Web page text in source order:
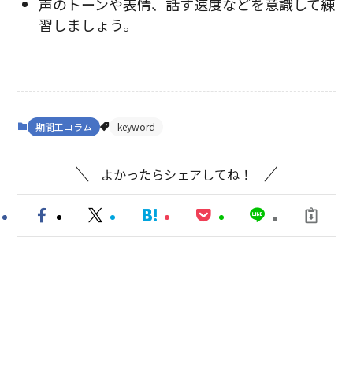
習しましょう。
期間工コラム keyword
よかったらシェアしてね！